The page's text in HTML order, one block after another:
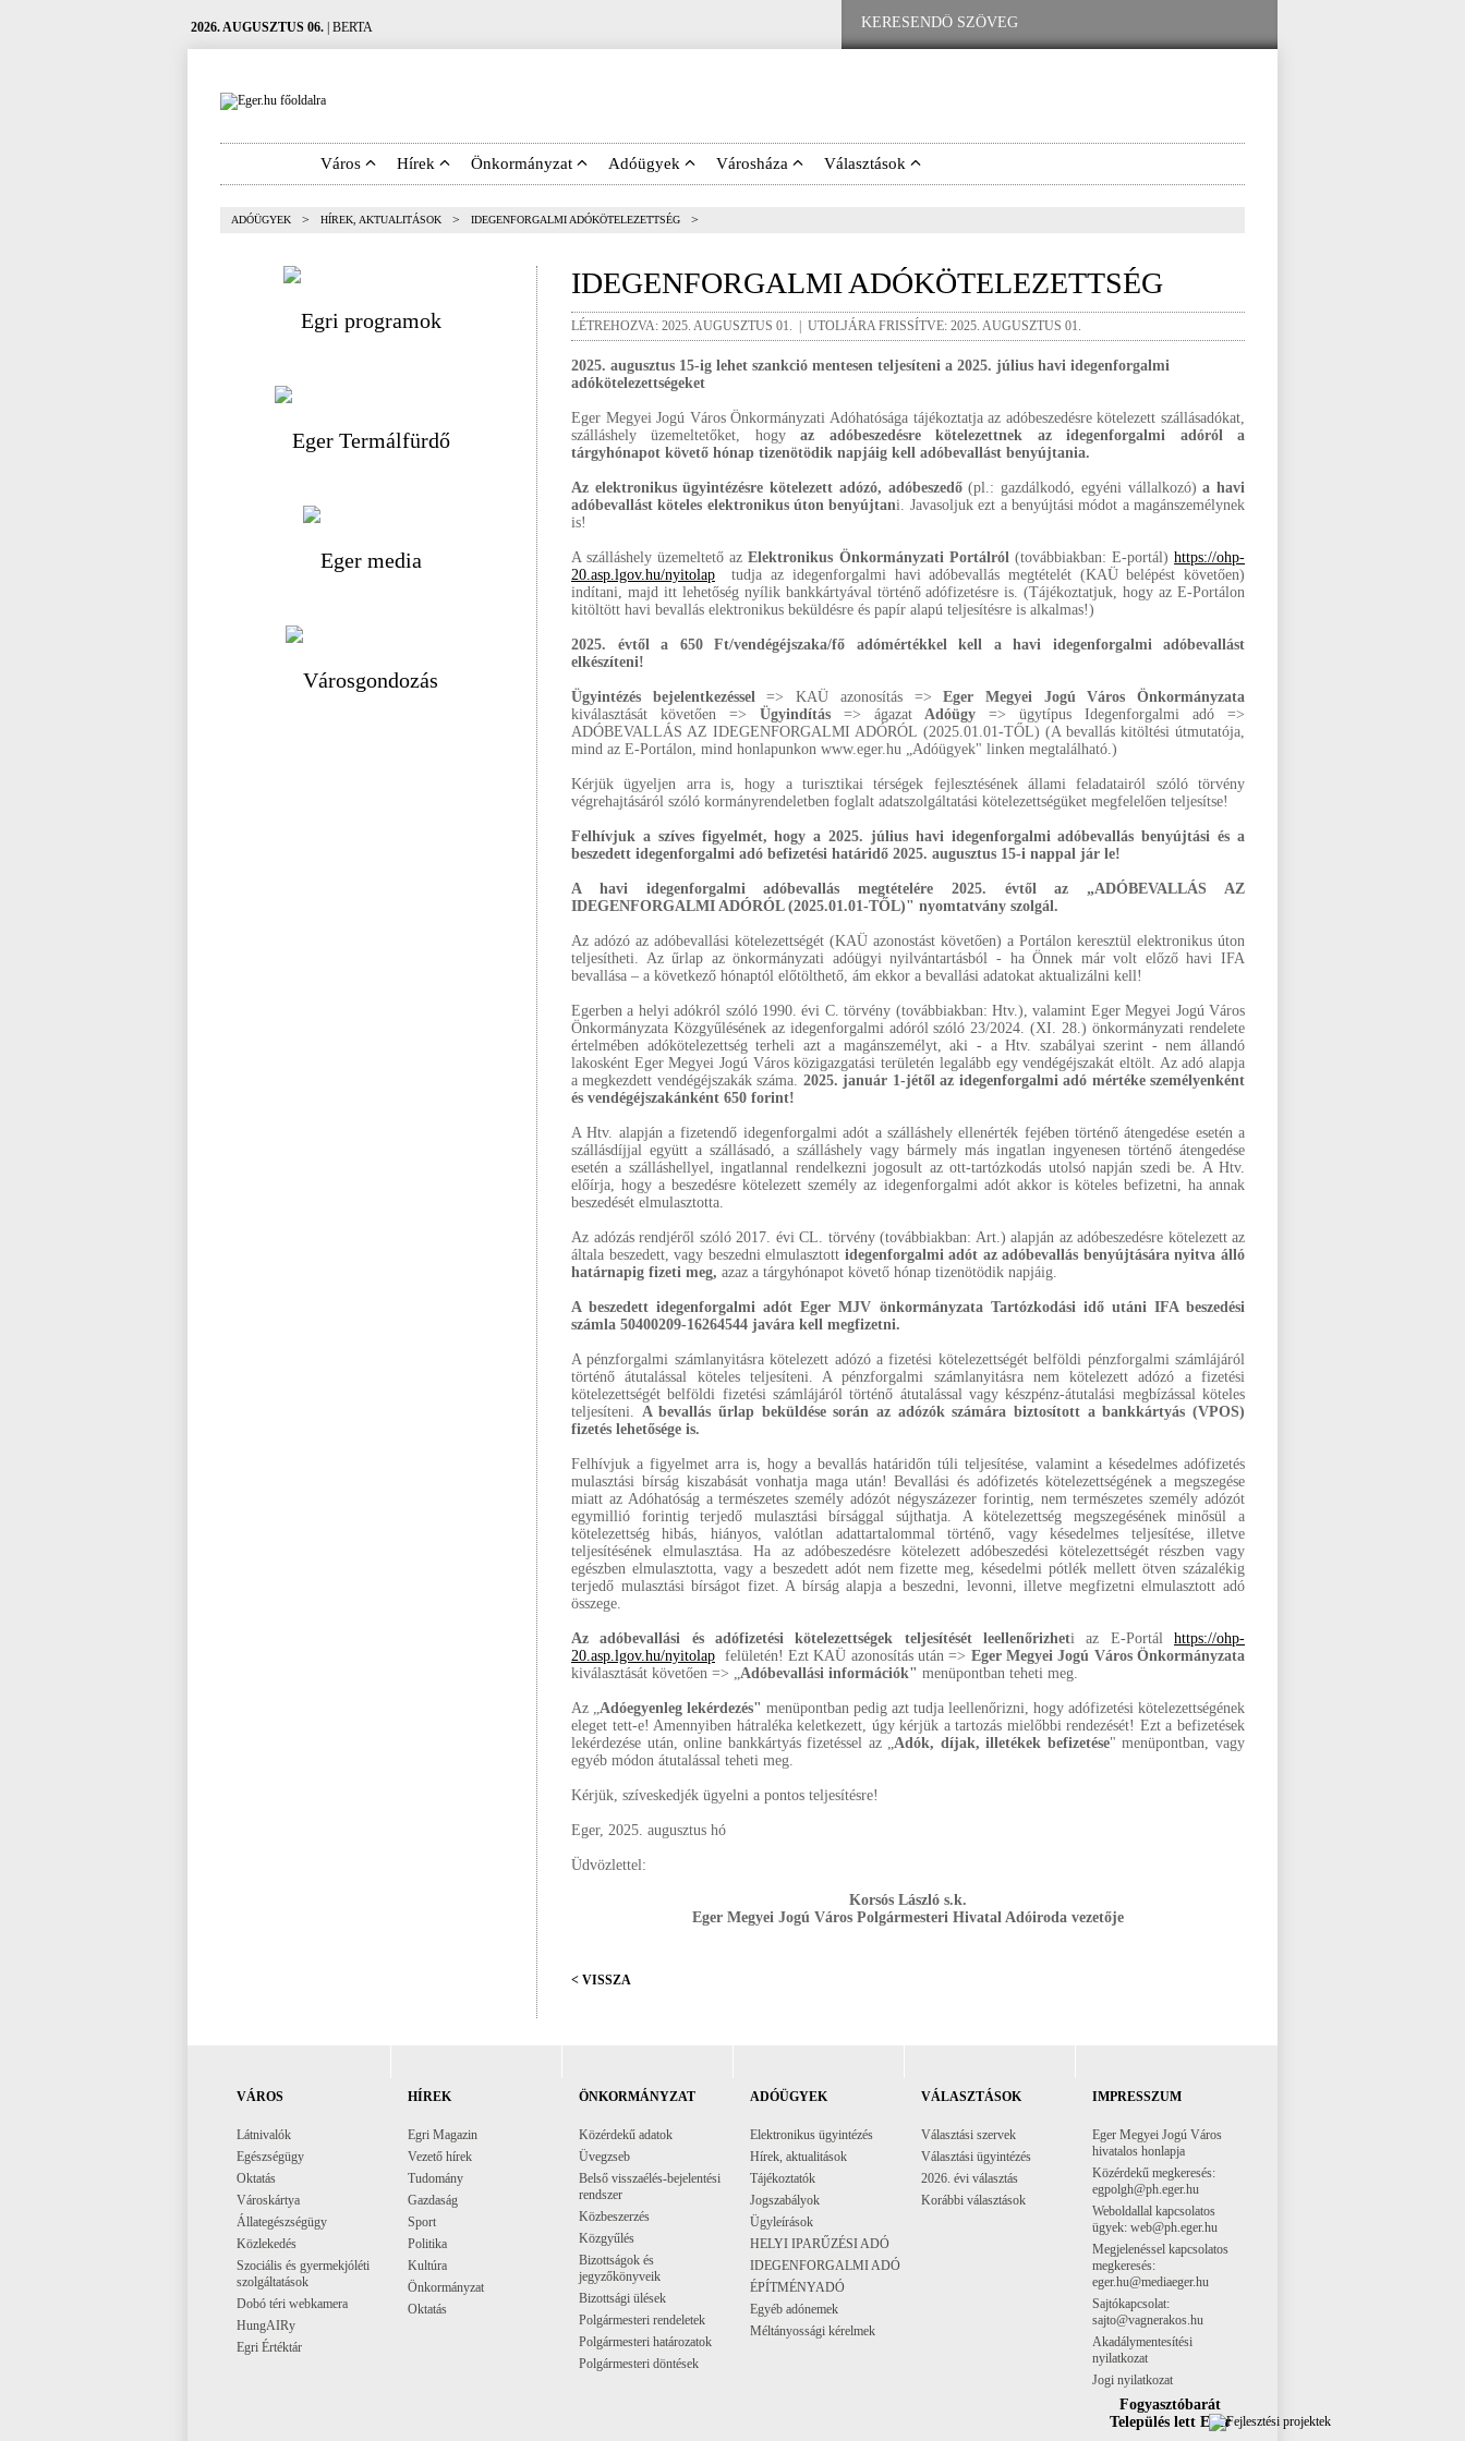
2026. AUGUSZTUS 06. | BERTA
Város Hírek Önkormányzat Adóügyek Városháza Választások
ADÓÜGYEK > HÍREK, AKTUALITÁSOK > IDEGENFORGALMI ADÓKÖTELEZETTSÉG >
IDEGENFORGALMI ADÓKÖTELEZETTSÉG
LÉTREHOZVA: 2025. AUGUSZTUS 01. | UTOLJÁRA FRISSÍTVE: 2025. AUGUSZTUS 01.
2025. augusztus 15-ig lehet szankció mentesen teljesíteni a 2025. július havi idegenforgalmi
adókötelezettségeket
Eger Megyei Jogú Város Önkormányzati Adóhatósága tájékoztatja az adóbeszedésre kötelezett szállásadókat,
szálláshely üzemeltetőket, hogyaz adóbeszedésre kötelezettnek az idegenforgalmi adóról a
tárgyhónapot követő hónap tizenötödik napjáig kell adóbevallást benyújtania.
Az elektronikus ügyintézésre kötelezett adózó, adóbeszedő(pl.: gazdálkodó, egyéni vállalkozó)a havi
adóbevallást köteles elektronikus úton benyújtani. Javasoljuk ezt a benyújtási módot a magánszemélynek
is!
A szálláshely üzemeltető azElektronikus Önkormányzati Portálról(továbbiakban: E-portál)https://ohp-
20.asp.lgov.hu/nyitolap tudja az idegenforgalmi havi adóbevallás megtételét (KAÜ belépést követően)
indítani, majd itt lehetőség nyílik bankkártyával történő adófizetésre is. (Tájékoztatjuk, hogy az E-Portálon
kitöltött havi bevallás elektronikus beküldésre és papír alapú teljesítésre is alkalmas!)
2025. évtől a 650 Ft/vendégéjszaka/fő adómértékkel kell a havi idegenforgalmi adóbevallást
elkészíteni!
Ügyintézés bejelentkezéssel=> KAÜ azonosítás =>Eger Megyei Jogú Város Önkormányzata
kiválasztását követően => Ügyindítás=> ágazatAdóügy => ügytípus Idegenforgalmi adó =>
ADÓBEVALLÁS AZ IDEGENFORGALMI ADÓRÓL (2025.01.01-TŐL) (A bevallás kitöltési útmutatója,
mind az E-Portálon, mind honlapunkon www.eger.hu „Adóügyek" linken megtalálható.)
Kérjük ügyeljen arra is, hogy a turisztikai térségek fejlesztésének állami feladatairól szóló törvény
végrehajtásáról szóló kormányrendeletben foglalt adatszolgáltatási kötelezettségüket megfelelően teljesítse!
Felhívjuk a szíves figyelmét, hogy a 2025. július havi idegenforgalmi adóbevallás benyújtási és a
beszedett idegenforgalmi adó befizetési határidő 2025. augusztus 15-i nappal jár le!
A havi idegenforgalmi adóbevallás megtételére 2025. évtől az „ADÓBEVALLÁS AZ
IDEGENFORGALMI ADÓRÓL (2025.01.01-TŐL)" nyomtatvány szolgál.
Az adózó az adóbevallási kötelezettségét (KAÜ azonostást követően) a Portálon keresztül elektronikus úton
teljesítheti. Az űrlap az önkormányzati adóügyi nyilvántartásból - ha Önnek már volt előző havi IFA
bevallása – a következő hónaptól előtölthető, ám ekkor a bevallási adatokat aktualizálni kell!
Egerben a helyi adókról szóló 1990. évi C. törvény (továbbiakban: Htv.), valamint Eger Megyei Jogú Város
Önkormányzata Közgyűlésének az idegenforgalmi adóról szóló 23/2024. (XI. 28.) önkormányzati rendelete
értelmében adókötelezettség terheli azt a magánszemélyt, aki - a Htv. szabályai szerint - nem állandó
lakosként Eger Megyei Jogú Város közigazgatási területén legalább egy vendégéjszakát eltölt. Az adó alapja
a megkezdett vendégéjszakák száma. 2025. január 1-jétől az idegenforgalmi adó mértéke személyenként
és vendégéjszakánként 650 forint!
A Htv. alapján a fizetendő idegenforgalmi adót a szálláshely ellenérték fejében történő átengedése esetén a
szállásdíjjal együtt a szállásadó, a szálláshely vagy bármely más ingatlan ingyenesen történő átengedése
esetén a szálláshellyel, ingatlannal rendelkezni jogosult az ott-tartózkodás utolsó napján szedi be. A Htv.
előírja, hogy a beszedésre kötelezett személy az idegenforgalmi adót akkor is köteles befizetni, ha annak
beszedését elmulasztotta.
Az adózás rendjéről szóló 2017. évi CL. törvény (továbbiakban: Art.) alapján az adóbeszedésre kötelezett az
általa beszedett, vagy beszedni elmulasztott idegenforgalmi adót az adóbevallás benyújtására nyitva álló
határnapig fizeti meg, azaz a tárgyhónapot követő hónap tizenötödik napjáig.
A beszedett idegenforgalmi adót Eger MJV önkormányzata Tartózkodási idő utáni IFA beszedési
számla 50400209-16264544 javára kell megfizetni.
A pénzforgalmi számlanyitásra kötelezett adózó a fizetési kötelezettségét belföldi pénzforgalmi számlájáról
történő átutalással köteles teljesíteni. A pénzforgalmi számlanyitásra nem kötelezett adózó a fizetési
kötelezettségét belföldi fizetési számlájáról történő átutalással vagy készpénz-átutalási megbízással köteles
teljesíteni. A bevallás űrlap beküldése során az adózók számára biztosított a bankkártyás (VPOS)
fizetés lehetősége is.
Felhívjuk a figyelmet arra is, hogy a bevallás határidőn túli teljesítése, valamint a késedelmes adófizetés
mulasztási bírság kiszabását vonhatja maga után! Bevallási és adófizetés kötelezettségének a megszegése
miatt az Adóhatóság a természetes személy adózót négyszázezer forintig, nem természetes személy adózót
egymillió forintig terjedő mulasztási bírsággal sújthatja. A kötelezettség megszegésének minősül a
kötelezettség hibás, hiányos, valótlan adattartalommal történő, vagy késedelmes teljesítése, illetve
teljesítésének elmulasztása. Ha az adóbeszedésre kötelezett adóbeszedési kötelezettségét részben vagy
egészben elmulasztotta, vagy a beszedett adót nem fizette meg, késedelmi pótlék mellett ötven százalékig
terjedő mulasztási bírságot fizet. A bírság alapja a beszedni, levonni, illetve megfizetni elmulasztott adó
összege.
Az adóbevallási és adófizetési kötelezettségek teljesítését leellenőrizheti az E-Portál https://ohp-
20.asp.lgov.hu/nyitolap felületén! Ezt KAÜ azonosítás után => Eger Megyei Jogú Város Önkormányzata
kiválasztását követően => „Adóbevallási információk" menüpontban teheti meg.
Az „Adóegyenleg lekérdezés" menüpontban pedig azt tudja leellenőrizni, hogy adófizetési kötelezettségének
eleget tett-e! Amennyiben hátraléka keletkezett, úgy kérjük a tartozás mielőbbi rendezését! Ezt a befizetések
lekérdezése után, online bankkártyás fizetéssel az „Adók, díjak, illetékek befizetése" menüpontban, vagy
egyéb módon átutalással teheti meg.
Kérjük, szíveskedjék ügyelni a pontos teljesítésre!
Eger, 2025. augusztus hó
Üdvözlettel:
Korsós László s.k.
Eger Megyei Jogú Város Polgármesteri Hivatal Adóiroda vezetője
< VISSZA
VÁROS
Látnivalók
Egészségügy
Oktatás
Városkártya
Állategészségügy
Közlekedés
Szociális és gyermekjóléti
szolgáltatások
Dobó téri webkamera
HungAIRy
Egri Értéktár
HÍREK
Egri Magazin
Vezető hírek
Tudomány
Gazdaság
Sport
Politika
Kultúra
Önkormányzat
Oktatás
ÖNKORMÁNYZAT
Közérdekű adatok
Üvegzseb
Belső visszaélés-bejelentési
rendszer
Közbeszerzés
Közgyűlés
Bizottságok és
jegyzőkönyveik
Bizottsági ülések
Polgármesteri rendeletek
Polgármesteri határozatok
Polgármesteri döntések
ADÓÜGYEK
Elektronikus ügyintézés
Hírek, aktualitások
Tájékoztatók
Jogszabályok
Ügyleírások
HELYI IPARŰZÉSI ADÓ
IDEGENFORGALMI ADÓ
ÉPÍTMÉNYADÓ
Egyéb adónemek
Méltányossági kérelmek
VÁLASZTÁSOK
Választási szervek
Választási ügyintézés
2026. évi választás
Korábbi választások
IMPRESSZUM
Eger Megyei Jogú Város
hivatalos honlapja
Közérdekű megkeresés:
egpolgh@ph.eger.hu
Weboldallal kapcsolatos
ügyek: web@ph.eger.hu
Megjelenéssel kapcsolatos
megkeresés:
eger.hu@mediaeger.hu
Sajtókapcsolat:
sajto@vagnerakos.hu
Akadálymentesítési
nyilatkozat
Jogi nyilatkozat
Fogyasztóbarát
Település lett Eger